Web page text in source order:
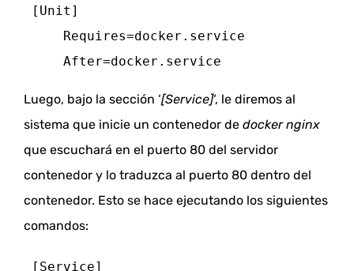
[Unit]
Requires=docker.service
After=docker.service
Luego, bajo la sección ‘[Service]‘, le diremos al
sistema que inicie un contenedor de docker nginx
que escuchará en el puerto 80 del servidor
contenedor y lo traduzca al puerto 80 dentro del
contenedor. Esto se hace ejecutando los siguientes
comandos:
[Service]